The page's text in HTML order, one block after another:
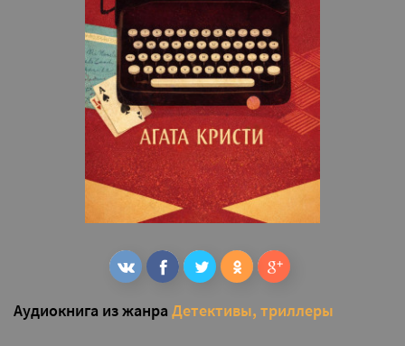
Аудиокнига из жанра Детективы, триллеры